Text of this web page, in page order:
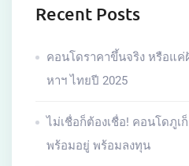
Recent Posts
คอนโดราคาขึ้นจริง หรือแค่
หาฯ ไทยปี 2025
ไม่เชื่อก็ต้องเชื่อ! คอนโดภูเ
พร้อมอยู่ พร้อมลงทุน